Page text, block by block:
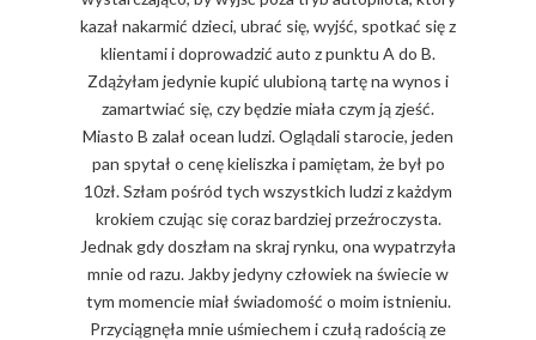
kazał nakarmić dzieci, ubrać się, wyjść, spotkać się z
klientami i doprowadzić auto z punktu A do B.
Zdążyłam jedynie kupić ulubioną tartę na wynos i
zamartwiać się, czy będzie miała czym ją zjeść.
Miasto B zalał ocean ludzi. Oglądali starocie, jeden
pan spytał o cenę kieliszka i pamiętam, że był po
10zł. Szłam pośród tych wszystkich ludzi z każdym
krokiem czując się coraz bardziej przeźroczysta.
Jednak gdy doszłam na skraj rynku, ona wypatrzyła
mnie od razu. Jakby jedyny człowiek na świecie w
tym momencie miał świadomość o moim istnieniu.
Przyciągnęła mnie uśmiechem i czułą radością ze